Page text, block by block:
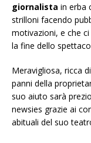
giornalista in erba
strilloni facendo
motivazioni, e che
la fine dello
Meravigliosa, ricca
panni della
suo aiuto sarà
newsies grazie ai
abituali del suo